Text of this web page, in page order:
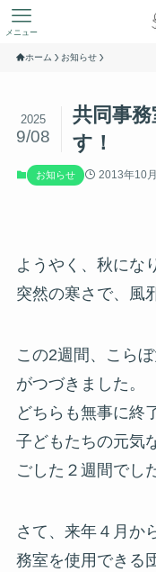
メニュー
ホーム お知らせ
共同事
す！
2025
9/08
お知らせ 2013年10
ようやく、秋にな
突然の寒さで、風
この2週間、こら
がつづきました。
どちらも無事に終
子どもたちの元気
ごした２週間でし
さて、来年４月か
務室を使用できる